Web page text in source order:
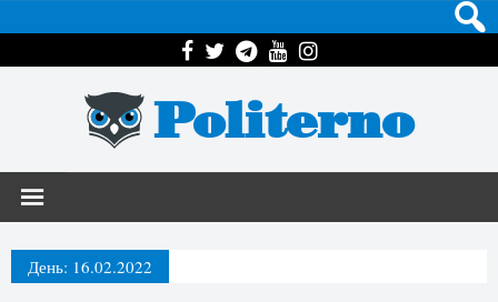
Politerno
День: 16.02.2022